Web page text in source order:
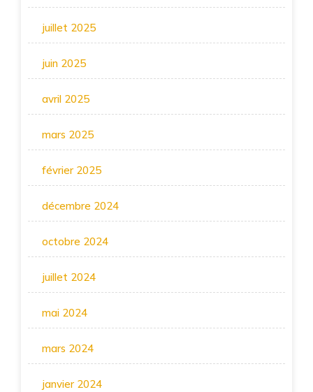
juillet 2025
juin 2025
avril 2025
mars 2025
février 2025
décembre 2024
octobre 2024
juillet 2024
mai 2024
mars 2024
janvier 2024